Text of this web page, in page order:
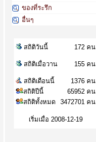
ของที่ระรึก
อื่นๆ
สถิติวันนี้ 172 คน
สถิติเมื่อวาน 155 คน
สถิติเดือนนี้
สถิติปีนี้
สถิติทั้งหมด
1376 คน
65952 คน
3472701 คน
เริ่มเมื่อ 2008-12-19